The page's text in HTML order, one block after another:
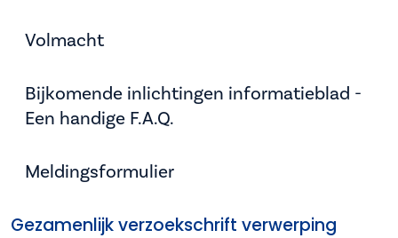
Volmacht
Bijkomende inlichtingen informatieblad -
Een handige F.A.Q.
Meldingsformulier
Gezamenlijk verzoekschrift verwerping